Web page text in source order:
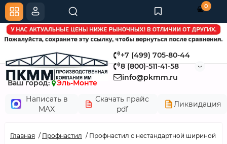
+7 (499) 705-80-44
8 (800)-511-41-58
info@pkmm.ru
Ваш город:
Эль-Монте
Написать в
MAX
Скачать прайс
pdf
Ликвидация
0
Главная Профнастил Профнастил с нестандартной шириной